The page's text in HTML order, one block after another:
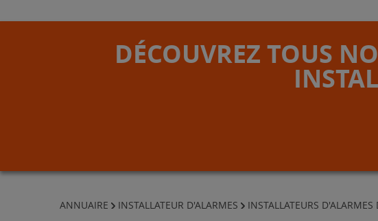
DÉCOUVREZ TOUS
ANNUAIRE INSTALLATEUR D'ALARMES INSTALLATEURS D'ALARMES